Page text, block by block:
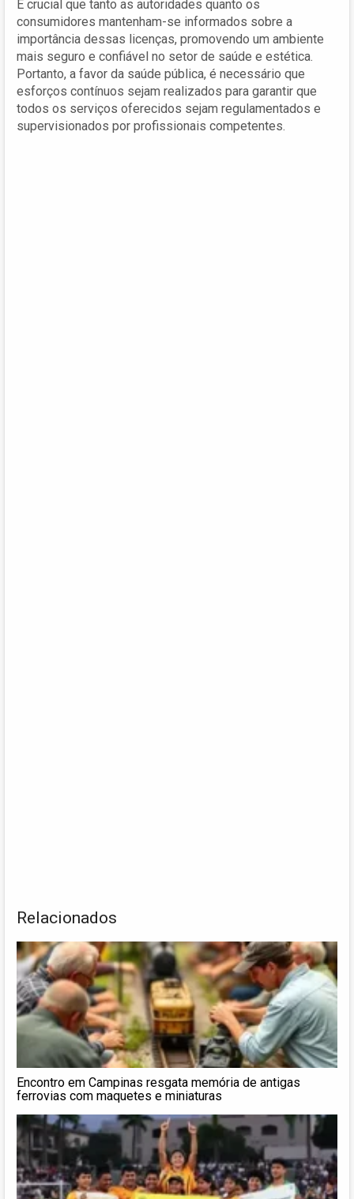
É crucial que tanto as autoridades quanto os
consumidores mantenham-se informados sobre a
importância dessas licenças, promovendo um ambiente
mais seguro e confiável no setor de saúde e estética.
Portanto, a favor da saúde pública, é necessário que
esforços contínuos sejam realizados para garantir que
todos os serviços oferecidos sejam regulamentados e
supervisionados por profissionais competentes.
Relacionados
Encontro em Campinas resgata memória de antigas
ferrovias com maquetes e miniaturas